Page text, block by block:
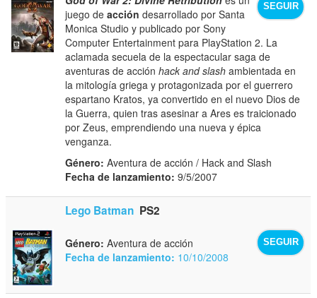
SEGUIR
juego deacción desarrollado por Santa
Monica Studio y publicado por Sony
Computer Entertainment para PlayStation 2. La
aclamada secuela de la espectacular saga de
aventuras de acciónhack and slash ambientada en
la mitología griega y protagonizada por el guerrero
espartano Kratos, ya convertido en el nuevo Dios de
la Guerra, quien tras asesinar a Ares es traicionado
por Zeus, emprendiendo una nueva y épica
venganza.
Género: Aventura de acción / Hack and Slash
Fecha de lanzamiento: 9/5/2007
Lego Batman PS2
SEGUIR
Género: Aventura de acción
Fecha de lanzamiento: 10/10/2008